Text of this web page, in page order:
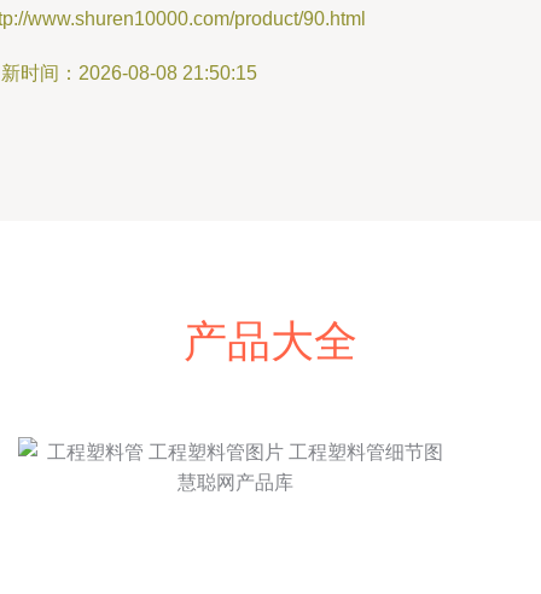
www.shuren10000.com/product/90.html
时间：2026-08-08 21:50:15
产品大全